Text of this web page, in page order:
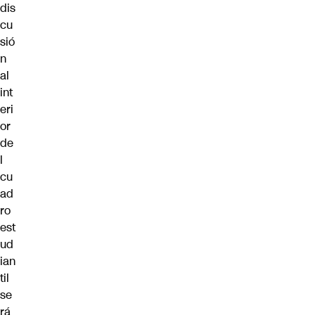
dis
cu
sió
n
al
int
eri
or
de
l
cu
ad
ro
est
ud
ian
til
se